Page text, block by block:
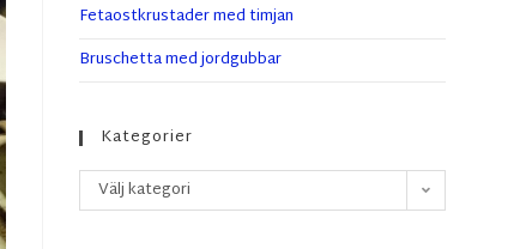
Fetaostkrustader med timjan
Bruschetta med jordgubbar
Kategorier
Välj kategori